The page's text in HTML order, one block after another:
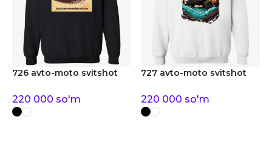
726 avto-moto svitshot
220 000 so'm
727 avto-moto svitshot
220 000 so'm